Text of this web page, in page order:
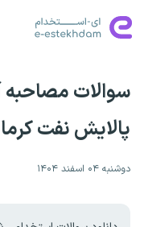
سوالات
پالایش نفت
دوشنبه ۰۴ اسفند ۱۴۰۴